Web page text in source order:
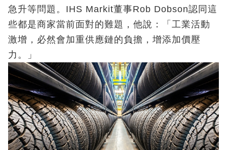
急升等問題。IHS Markit董事Rob Dobson認同這
些都是商家當前面對的難題，他說：「工業活動
激增，必然會加重供應鏈的負擔，增添加價壓
力。」